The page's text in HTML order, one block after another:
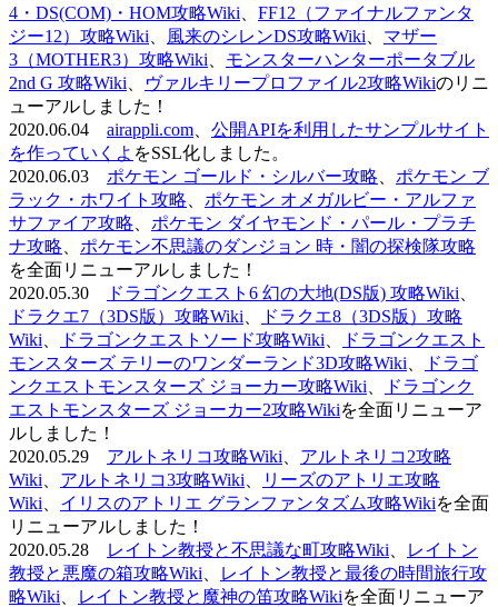
4・DS(COM)・HOM攻略Wiki
FF12（ファイナルファンタ
ジー12）攻略Wiki
風来のシレンDS攻略Wiki
マザー
3（MOTHER3）攻略Wiki
モンスターハンターポータブル
2nd G 攻略Wiki
ヴァルキリープロファイル2攻略Wikiのリニ
ューアルしました！
2020.06.04 airappli.com
公開APIを利用したサンプルサイト
を作っていくよ をSSL化しました。
2020.06.03 ポケモン ゴールド・シルバー攻略
ポケモン ブ
ラック・ホワイト攻略
ポケモン オメガルビー・アルファ
サファイア攻略
ポケモン ダイヤモンド・パール・プラチ
ナ攻略
ポケモン不思議のダンジョン 時・闇の探検隊攻略
を全面リニューアルしました！
2020.05.30
ドラゴンクエスト6 幻の大地(DS版) 攻略Wiki
ドラクエ7（3DS版）攻略Wiki
ドラクエ8（3DS版）攻略
Wiki
ドラゴンクエストソード攻略Wiki
ドラゴンクエスト
モンスターズ テリーのワンダーランド3D攻略Wiki
ドラゴ
ンクエストモンスターズ ジョーカー攻略Wiki
ドラゴンク
エストモンスターズ ジョーカー2攻略Wikiを全面リニューア
ルしました！
2020.05.29 アルトネリコ攻略Wiki
アルトネリコ2攻略
Wiki
アルトネリコ3攻略Wiki
リーズのアトリエ攻略
Wiki
イリスのアトリエ グランファンタズム攻略Wikiを全面
リニューアルしました！
2020.05.28
レイトン教授と不思議な町攻略Wiki
レイトン
教授と悪魔の箱攻略Wiki
レイトン教授と最後の時間旅行攻
略Wiki
レイトン教授と魔神の笛攻略Wikiを全面リニューア